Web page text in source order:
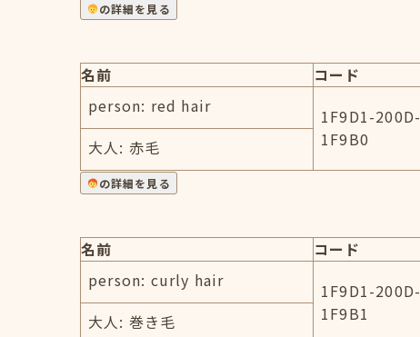
の詳細を見る
名前 コード
person: red hair
1F9D1-200D-
1F9B0
大人: 赤毛
の詳細を見る
名前 コード
person: curly hair
1F9D1-200D-
1F9B1
大人: 巻き毛